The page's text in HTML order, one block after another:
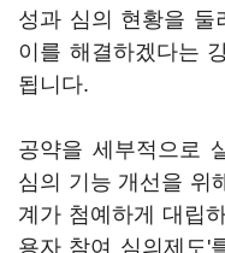
성과 심의 현황을 둘
이를 해결하겠다는
됩니다.
공약을 세부적으로
심의 기능 개선을 위
계가 첨예하게 대립
용자 참여 심의제도'